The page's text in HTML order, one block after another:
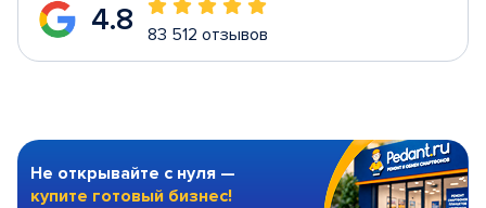
4.8 83 512 отзывов
Не открывайте с нуля —
купите готовый бизнес!